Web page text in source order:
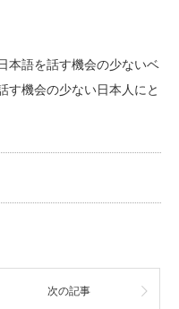
本語を話す機会の少ないベ
す機会の少ない日本人にと
次の記事